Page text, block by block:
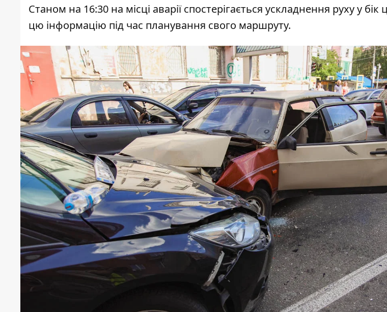
Станом на 16:30 на місці аварії спостерігається ускладнення руху у
цю інформацію під час планування свого маршруту.